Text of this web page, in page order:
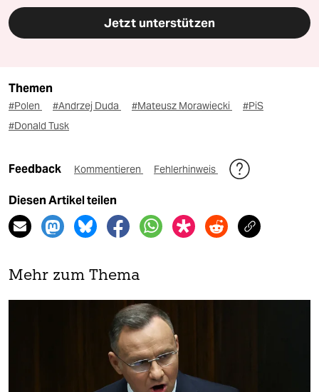
Jetzt unterstützen
Themen
#Polen #Andrzej Duda #Mateusz Morawiecki
#PiS
#Donald Tusk
Feedback Kommentieren Fehlerhinweis
Diesen Artikel teilen
Mehr zum Thema